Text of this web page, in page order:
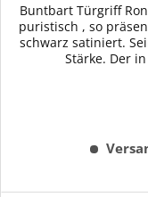
Buntbart Türgriff
puristisch , so
schwarz satiniert.
Stärke. Der